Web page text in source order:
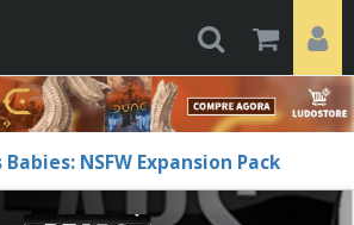
Babies: NSFW Expansion Pack